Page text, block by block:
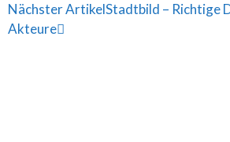
Nächster ArtikelStadtbild – Richtige
Akteure